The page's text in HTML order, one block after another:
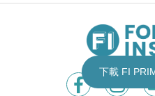
下載 FI